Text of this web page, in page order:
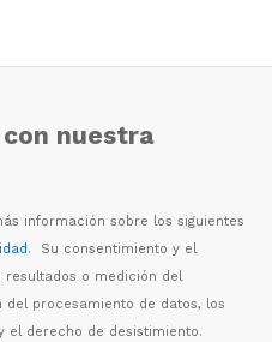
nuestra
ás información sobre los siguientes
. Su consentimiento y el
resultados o medición del
del procesamiento de datos, los
el derecho de desistimiento.